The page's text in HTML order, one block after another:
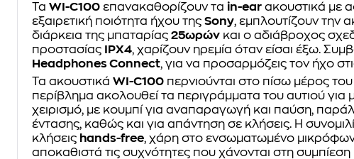
Τα WI-C100 επανακαθορίζουν τα in-ear ακουστικά με
εξαιρετική ποιότητα ήχου της Sony, εμπλουτίζουν την
διάρκεια της μπαταρίας 25ωρών και ο αδιάβροχος
προστασίας IPX4, χαρίζουν ηρεμία όταν είσαι έξω.
Headphones Connect, για να προσαρμόζεις τον ήχο
Τα ακουστικά WI-C100 περνιούνται στο πίσω μέρος
περίβλημα ακολουθεί τα περιγράμματα του αυτιού για
χειρισμό, με κουμπί για αναπαραγωγή και παύση,
έντασης, καθώς και για απάντηση σε κλήσεις. Η
κλήσεις hands-free, χάρη στο ενσωματωμένο
αποκαθιστά τις συχνότητες που χάνονται στη